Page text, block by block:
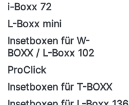
i-Boxx 72
L-Boxx mini
Insetboxen für W-
BOXX / L-Boxx 102
ProClick
Insetboxen für T-BOXX